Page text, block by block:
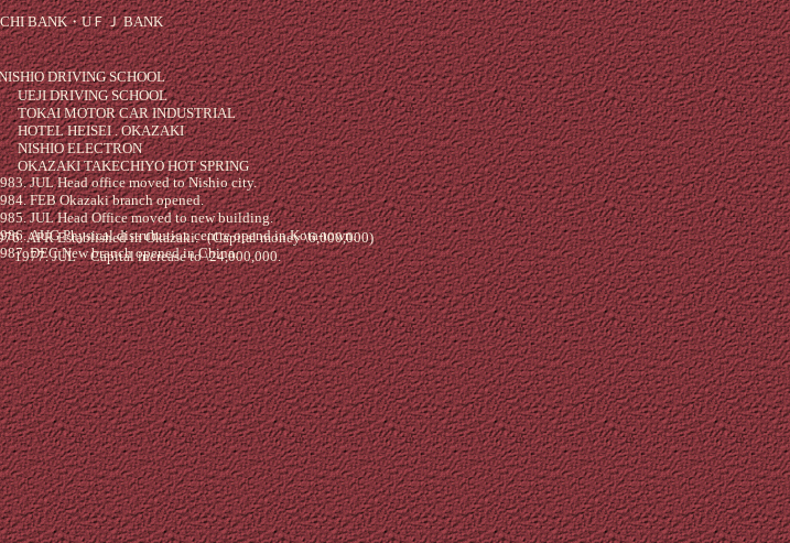
BANK・UＦＪ BANK
DRIVING SCHOOL
SCHOOL
CAR INDUSTRIAL
. OKAZAKI
HOT SPRING
APR Established in Okazaki.（Capital money \6,000,000)
increase to \24,000,000.
JUL Head office moved to Nishio city.
FEB Okazaki branch opened.
JUL Head Office moved to new building.
AUG Physical distrubution centre opend in Kota-town.
DEC New branch opened in China.